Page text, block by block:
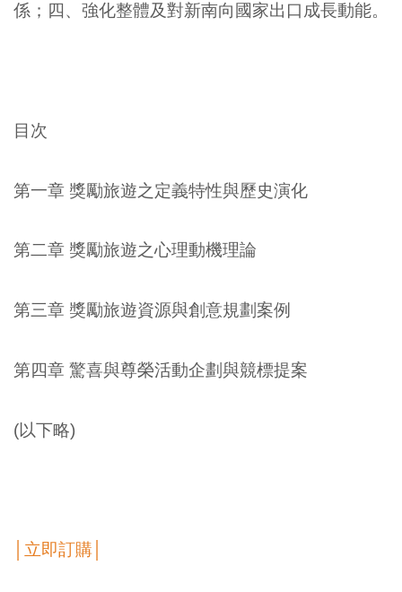
係；四、強化整體及對新南向國家出口成長動能。
目次
第一章 獎勵旅遊之定義特性與歷史演化
第二章 獎勵旅遊之心理動機理論
第三章 獎勵旅遊資源與創意規劃案例
第四章 驚喜與尊榮活動企劃與競標提案
(以下略)
│立即訂購│